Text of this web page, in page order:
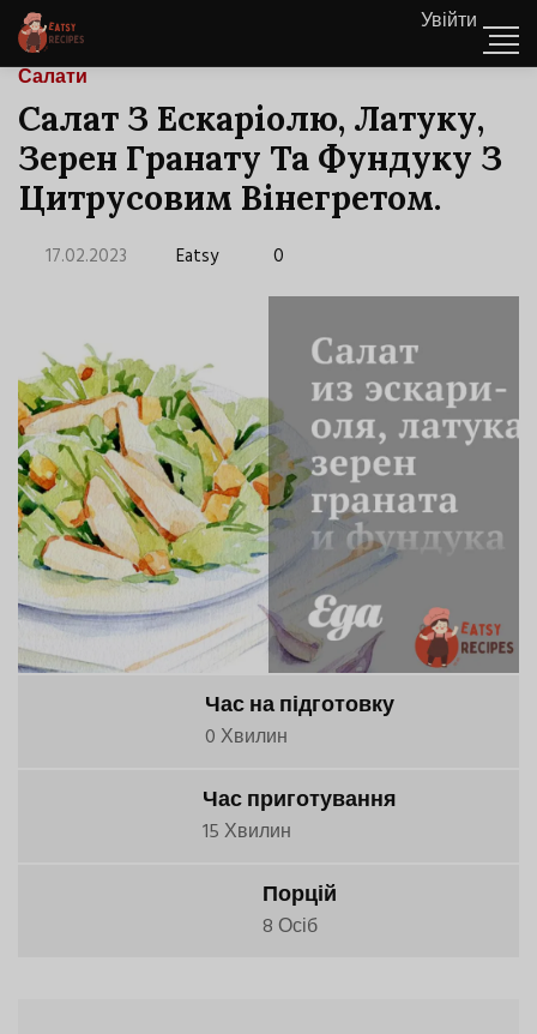
Увійти
Салати
Салат З Ескаріолю, Латуку,
Зерен Гранату Та Фундуку З
Цитрусовим Вінегретом.
17.02.2023 Eatsy 0
Час на підготовку
0 Хвилин
Час приготування
15 Хвилин
Порцій
8 Осіб